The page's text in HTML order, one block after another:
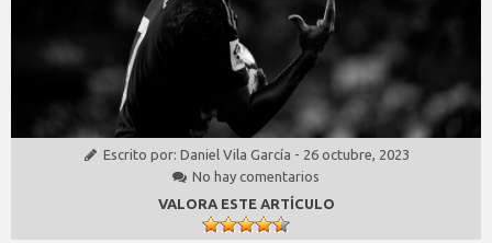
Escrito por: Daniel Vila García - 26 octubre, 2023
No hay comentarios
VALORA ESTE ARTÍCULO